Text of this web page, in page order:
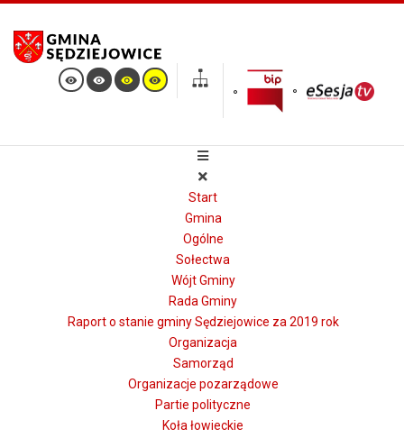
Start
Gmina
Ogólne
Sołectwa
Wójt Gminy
Rada Gminy
Raport o stanie gminy Sędziejowice za 2019 rok
Organizacja
Samorząd
Organizacje pozarządowe
Partie polityczne
Koła łowieckie